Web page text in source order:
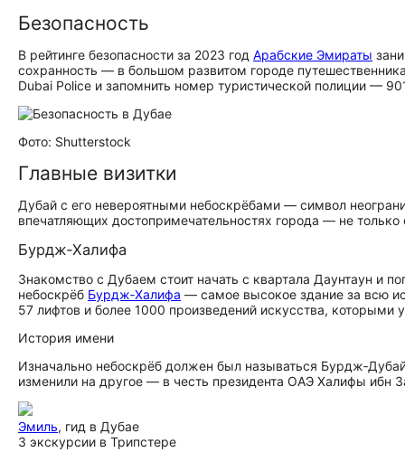
Безопасность
В рейтинге безопасности за 2023 год Арабские Эмираты
сохранность — в большом развитом городе
Dubai Police и запомнить номер туристической полиции —
Фото: Shutterstock
Главные визитки
Дубай с его невероятными небоскрёбами — символ
впечатляющих до­сто­при­ме­ча­тель­но­стях города — не
Бурдж‑Халифа
Знакомство с Дубаем стоит начать с квартала Даунтаун и
небоскрёб Бурдж‑Халифа — самое высокое здание за всю
57 лифтов и более 1000 произведений искусства, которыми
История имени
Изначально небоскрёб должен был называться
изменили на другое — в честь президента ОАЭ Халифы ибн
Эмиль, гид в Дубае
3 экскурсии в Трипстере